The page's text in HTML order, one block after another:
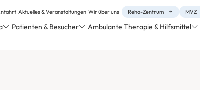
Aktuelles & Veranstaltungen Wir über uns Reha-Zentrum MVZ
Patienten & Besucher Ambulante Therapie & Hilfsmittel